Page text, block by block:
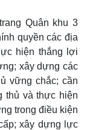
Quân khu 3
quyền các địa
hiện thắng lợi
xây dựng các
vững chắc; cần
thủ và thực hiện
trong điều kiện
xây dựng lực